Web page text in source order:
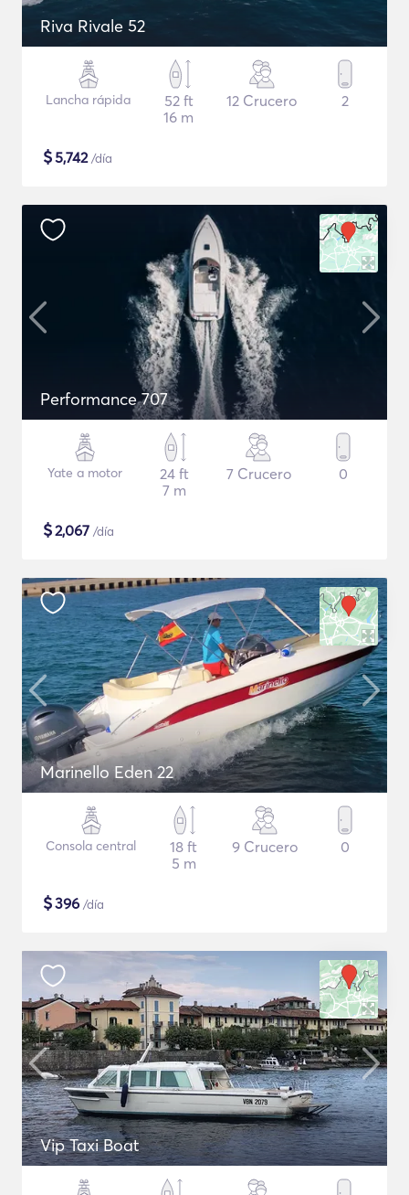
Riva Rivale 52
Lancha rápida
52 ft
16 m
12 Crucero 2
$5,742/día
Performance 707
Yate a motor
24 ft
7 m
7 Crucero 0
$2,067 /día
Marinello Eden 22
Consola central
18 ft
5 m
9 Crucero 0
$396 /día
Vip Taxi Boat